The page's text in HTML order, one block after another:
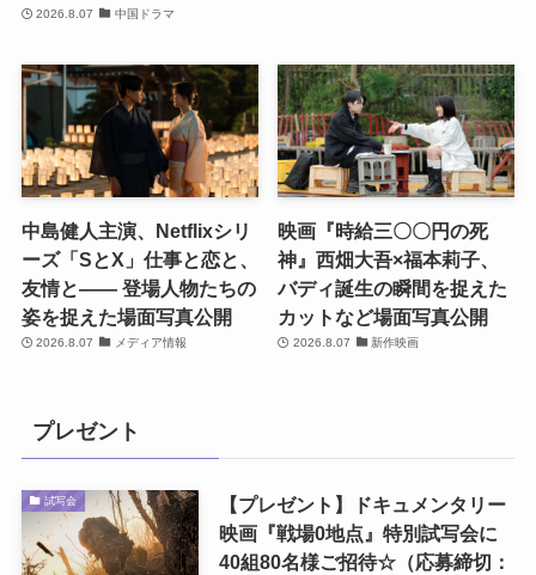
2026.8.07 中国ドラマ
中島健人主演、Netflixシリ
ーズ「SとX」仕事と恋と、
友情と―― 登場人物たちの
姿を捉えた場面写真公開
2026.8.07 メディア情報
映画『時給三〇〇円の死
神』西畑大吾×福本莉子、
バディ誕生の瞬間を捉えた
カットなど場面写真公開
2026.8.07 新作映画
プレゼント
試写会
【プレゼント】ドキュメンタリー
映画『戦場0地点』特別試写会に
40組80名様ご招待☆（応募締切：